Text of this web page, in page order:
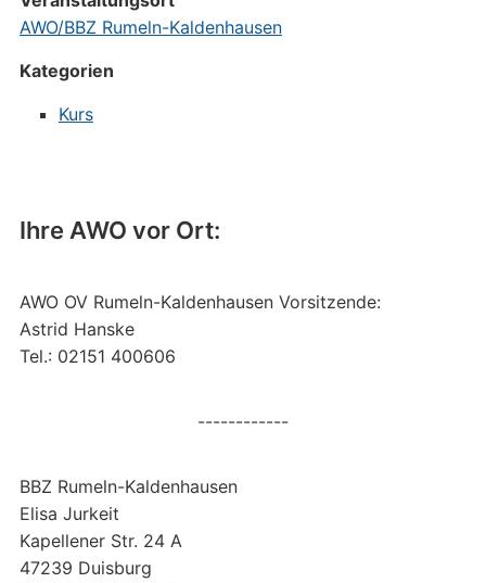
Ihre AWO vor Ort:
AWO OV Rumeln-Kaldenhausen Vorsitzende:
Astrid Hanske
Tel.: 02151 400606
------------
BBZ Rumeln-Kaldenhausen
Elisa Jurkeit
Kapellener Str. 24 A
47239 Duisburg
AWO/BBZ Rumeln-Kaldenhausen
Kategorien
Kurs